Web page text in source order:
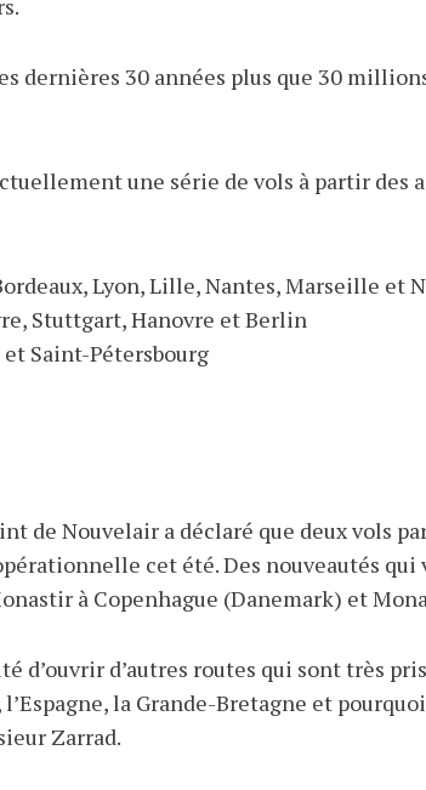
dernières 30 années plus que 30
une série de vols à partir des
Lyon, Lille, Nantes, Marseille et
Stuttgart, Hanovre et Berlin
Saint-Pétersbourg
de Nouvelair a déclaré que deux vols
cet été. Des nouveautés qui
à Copenhague (Danemark) et
d’ouvrir d’autres routes qui sont très
la Grande-Bretagne et
Zarrad.